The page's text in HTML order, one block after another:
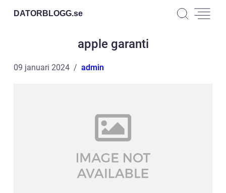
DATORBLOGG.se
apple garanti
09 januari 2024 admin